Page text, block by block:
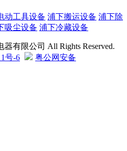
动工具设备 浦下搬运设备 浦下除
吸尘设备 浦下冷藏设备
有限公司 All Rights Reserved.
号-6
粤公网安备